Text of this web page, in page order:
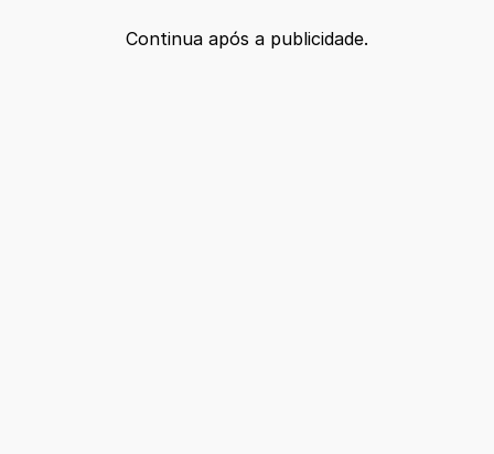
Continua após a publicidade.